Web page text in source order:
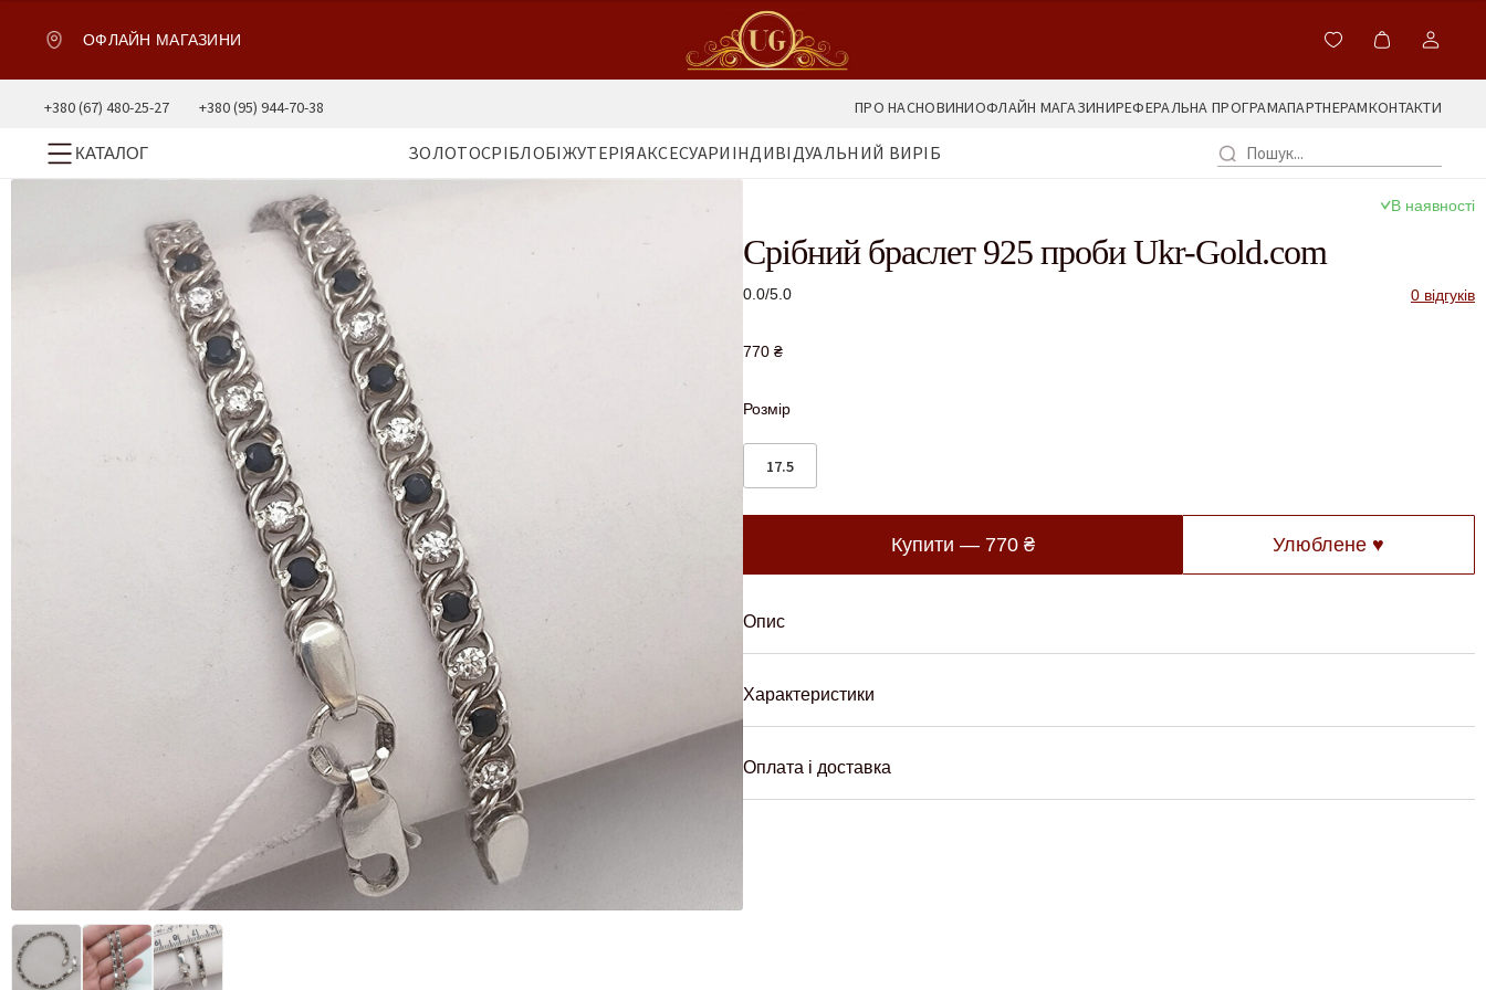
ОФЛАЙН МАГАЗИНИ
+380 (67) 480-25-27 +380 (95) 944-70-38 ПРО НАСНОВИНИОФЛАЙН МАГАЗИНИРЕФЕРАЛЬНА ПРОГРАМАПАРТНЕРАМКОНТАКТИ
КАТАЛОГ ЗОЛОТОСРІБЛОБІЖУТЕРІЯАКСЕСУАРИ ІНДИВІДУАЛЬНИЙ ВИРІБ
В наявності
Срібний браслет 925 проби Ukr-Gold.com
0.0/5.0 0 відгуків
770 ₴
Розмір
17.5
Купити — 770 ₴ Улюблене ♥
Опис
Характеристики
Оплата і доставка